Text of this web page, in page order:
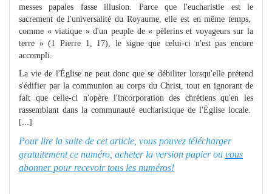
messes papales fasse illusion. Parce que l'eucharistie est le
sacrement de l'universalité du Royaume, elle est en même temps,
comme « viatique » d'un peuple de « pèlerins et voyageurs sur la
terre » (1 Pierre 1, 17), le signe que celui-ci n'est pas encore
accompli.
La vie de l'Église ne peut donc que se débiliter lorsqu'elle prétend
s'édifier par la communion au corps du Christ, tout en ignorant de
fait que celle-ci n'opère l'incorporation des chrétiens qu'en les
rassemblant dans la communauté eucharistique de l'Église locale.
[...]
Pour lire la suite de cet article, vous pouvez télécharger
gratuitement ce numéro, acheter la version papier ou vous
abonner pour recevoir tous les numéros!